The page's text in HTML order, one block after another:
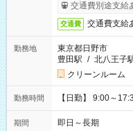
交通費別途支給
交通費 交通費支給
勤務地
東京都日野市
豊田駅 / 北八王子
クリーンルーム
勤務時間 【日勤】 9:00～
期間 即日～長期